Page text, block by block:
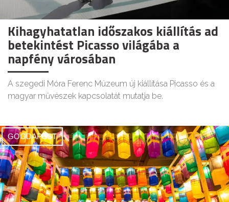
Kihagyhatatlan időszakos kiállítás ad
betekintést Picasso világába a
napfény városában
A szegedi Móra Ferenc Múzeum új kiállítása Picasso és a
magyar művészek kapcsolatát mutatja be.
GOODAPEST